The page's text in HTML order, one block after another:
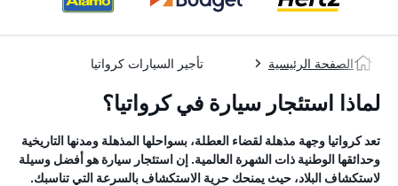
الصفحة الرئيسية تأجير السيارات كرواتيا
لماذا استئجار سيارة في كرواتيا؟
تعد كرواتيا وجهة مذهلة لقضاء العطلة، بسواحلها المذهلة ومدنها التاريخية
وحدائقها الوطنية ذات الشهرة العالمية. إن استئجار سيارة هو أفضل وسيلة
لاستكشاف البلاد، حيث يمنحك حرية الاستكشاف بالسرعة التي تناسبك.